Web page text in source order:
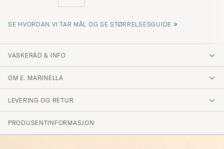
SE HVORDAN VI TAR MÅL OG SE STØRRELSESGUIDE »
VASKERÅD & INFO
OM E. MARINELLA
LEVERING OG RETUR
PRODUSENTINFORMASJON